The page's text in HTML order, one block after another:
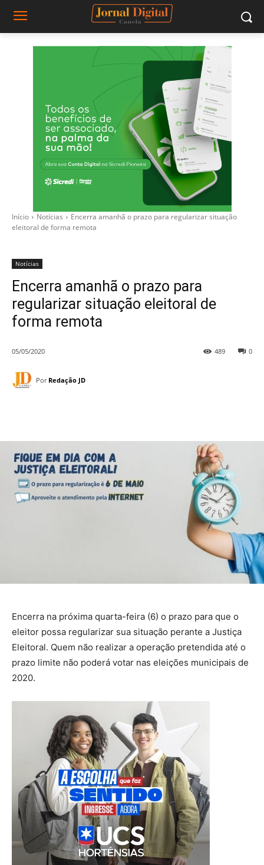
Início Notícias
Encerra amanhã o prazo para regularizar situação
eleitoral de forma remota
Notícias
Encerra amanhã o prazo para
regularizar situação eleitoral de
forma remota
05/05/2020 0
489
Por Redação JD
Encerra na próxima quarta-feira (6) o prazo para que o
eleitor possa regularizar sua situação perante a Justiça
Eleitoral. Quem não realizar a operação pretendida até o
prazo limite não poderá votar nas eleições municipais de
2020.